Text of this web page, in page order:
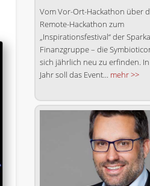
Vom Vor-Ort-Hackathon über
Remote-Hackathon zum
„Inspirationsfestival“ der
Finanzgruppe – die
sich jährlich neu zu erfinden.
Jahr soll das Event... mehr >>